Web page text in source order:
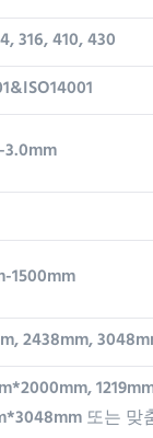
316, 410, 430
1500mm
2438mm,
또는 맞